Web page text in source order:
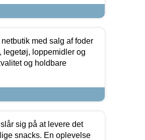
med salg af foder
legetøj, loppemidler og
og holdbare
sig på at levere det
snacks. En oplevelse